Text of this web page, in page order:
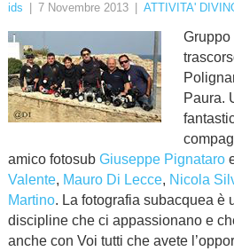
ids 7 Novembre 2013 ATTIVITA'
Gruppo
Paura.
amico fotosub Giuseppe Pignataro
Valente, Mauro Di Lecce, Nicola
Martino. La fotografia subacquea è
discipline che ci appassionano e
anche con Voi tutti che avete